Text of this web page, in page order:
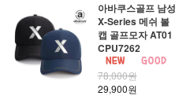
아바쿠스골프 남성
X-Series 메쉬 볼
캡 골프모자 AT01
CPU7262
78,000원
29,900원